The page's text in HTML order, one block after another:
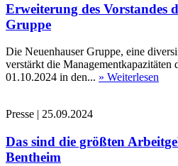
Erweiterung des Vorstandes
Gruppe
Die Neuenhauser Gruppe, eine
verstärkt die
01.10.2024 in den... » Weiterlesen
Presse | 25.09.2024
Das sind die größten
Bentheim